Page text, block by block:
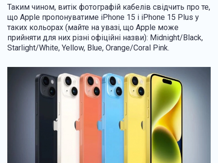
Таким чином, витік фотографій кабелів свідчить про те,
що Apple пропонуватиме iPhone 15 і iPhone 15 Plus у
таких кольорах (майте на увазі, що Apple може
прийняти для них різні офіційні назви): Midnight/Black,
Starlight/White, Yellow, Blue, Orange/Coral Pink.